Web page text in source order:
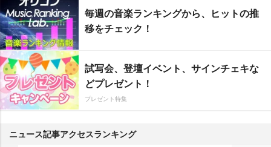
毎週の音楽ランキングから、ヒットの推
移をチェック！
試写会、登壇イベント、サインチェキな
どプレゼント！
プレゼント特集
ニュース記事アクセスランキング